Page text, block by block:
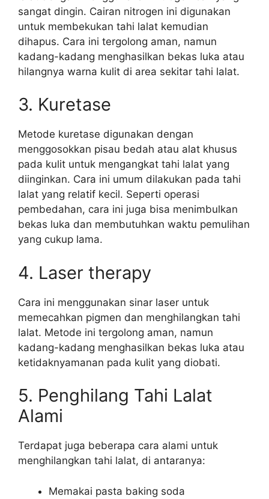
sangat dingin. Cairan nitrogen ini digunakan
untuk membekukan tahi lalat kemudian
dihapus. Cara ini tergolong aman, namun
kadang-kadang menghasilkan bekas luka atau
hilangnya warna kulit di area sekitar tahi lalat.
3. Kuretase
Metode kuretase digunakan dengan
menggosokkan pisau bedah atau alat khusus
pada kulit untuk mengangkat tahi lalat yang
diinginkan. Cara ini umum dilakukan pada tahi
lalat yang relatif kecil. Seperti operasi
pembedahan, cara ini juga bisa menimbulkan
bekas luka dan membutuhkan waktu pemulihan
yang cukup lama.
4. Laser therapy
Cara ini menggunakan sinar laser untuk
memecahkan pigmen dan menghilangkan tahi
lalat. Metode ini tergolong aman, namun
kadang-kadang menghasilkan bekas luka atau
ketidaknyamanan pada kulit yang diobati.
5. Penghilang Tahi Lalat
Alami
Terdapat juga beberapa cara alami untuk
menghilangkan tahi lalat, di antaranya:
Memakai pasta baking soda